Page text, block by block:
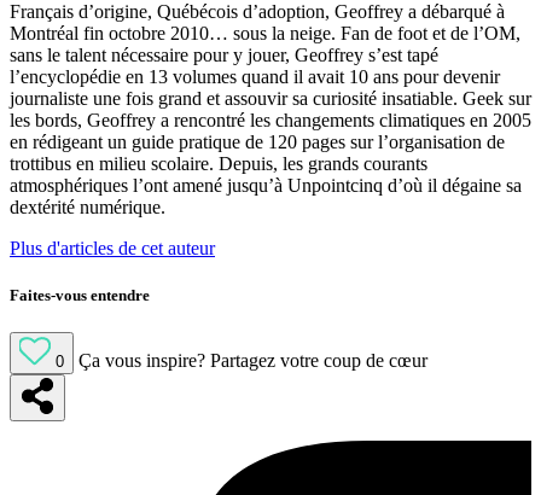
Français d’origine, Québécois d’adoption, Geoffrey a débarqué à
Montréal fin octobre 2010… sous la neige. Fan de foot et de l’OM,
sans le talent nécessaire pour y jouer, Geoffrey s’est tapé
l’encyclopédie en 13 volumes quand il avait 10 ans pour devenir
journaliste une fois grand et assouvir sa curiosité insatiable. Geek sur
les bords, Geoffrey a rencontré les changements climatiques en 2005
en rédigeant un guide pratique de 120 pages sur l’organisation de
trottibus en milieu scolaire. Depuis, les grands courants
atmosphériques l’ont amené jusqu’à Unpointcinq d’où il dégaine sa
dextérité numérique.
Plus d'articles de cet auteur
Faites-vous entendre
0 Ça vous inspire? Partagez votre coup de cœur